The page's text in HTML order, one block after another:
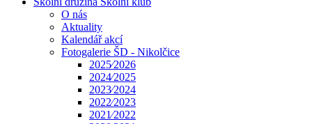
O nás
Aktuality
Kalendář akcí
Fotogalerie ŠD - Nikolčice
2025⁄2026
2024⁄2025
2023⁄2024
2022⁄2023
2021⁄2022